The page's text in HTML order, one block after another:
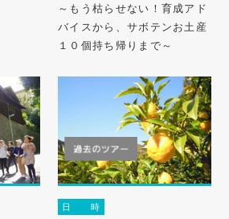
～もう枯らせない！育成アド
バイスから、サボテンお土産
１０個持ち帰りまで～
日 時